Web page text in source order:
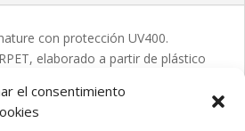
el consentimiento
con protección UV400.
elaborado a partir de plástico
la sostenibilidad del planeta. Lentes
en color negro, disponibles en